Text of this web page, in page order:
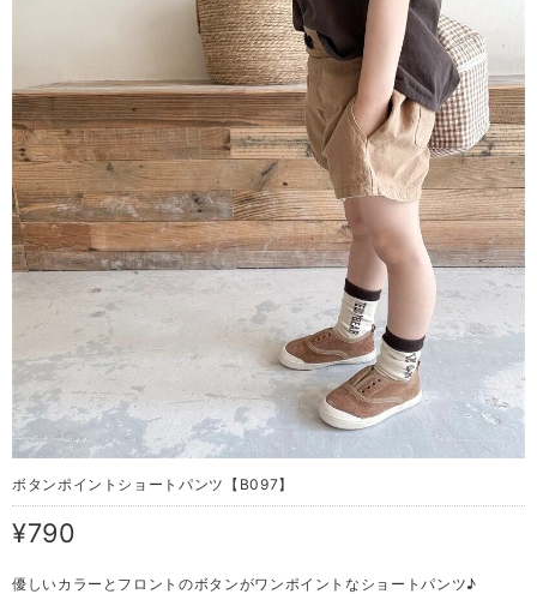
ボタンポイントショートパンツ【B097】
¥790
優しいカラーとフロントのボタンがワンポイントなショートパンツ♪